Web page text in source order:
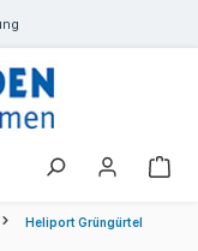
Heliport Grüngürtel